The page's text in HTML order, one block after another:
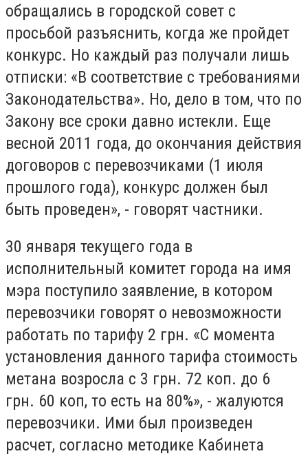
обращались в городской совет с
просьбой разъяснить, когда же пройдет
конкурс. Но каждый раз получали лишь
отписки: «В соответствие с требованиями
Законодательства». Но, дело в том, что по
Закону все сроки давно истекли. Еще
весной 2011 года, до окончания действия
договоров с перевозчиками (1 июля
прошлого года), конкурс должен был
быть проведен», - говорят частники.
30 января текущего года в
исполнительный комитет города на имя
мэра поступило заявление, в котором
перевозчики говорят о невозможности
работать по тарифу 2 грн. «С момента
установления данного тарифа стоимость
метана возросла с 3 грн. 72 коп. до 6
грн. 60 коп, то есть на 80%», - жалуются
перевозчики. Ими был произведен
расчет, согласно методике Кабинета